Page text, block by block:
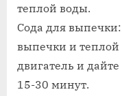
теплой воды.
Сода для
выпечки и теплой
двигатель и
15-30 минут.